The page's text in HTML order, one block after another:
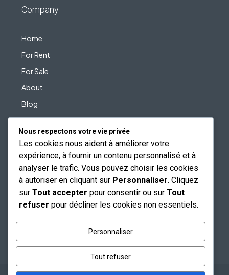
Company
Home
For Rent
For Sale
About
Blog
Contact
United States
Europe
Nous respectons votre vie privée
Les cookies nous aident à améliorer votre
expérience, à fournir un contenu personnalisé et à
analyser le trafic. Vous pouvez choisir les cookies
à autoriser en cliquant sur Personnaliser. Cliquez
sur Tout accepter pour consentir ou sur Tout
refuser pour décliner les cookies non essentiels.
Personnaliser
Tout refuser